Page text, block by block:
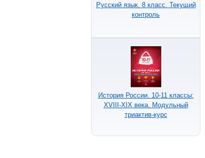
Русский язык. 8 класс. Текущий
контроль
История России. 10-11 классы:
XVIII-XIX века. Модульный
триактив-курс